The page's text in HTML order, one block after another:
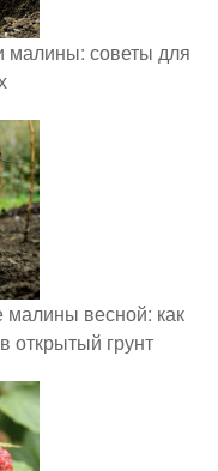
малины: советы для
малины весной: как
открытый грунт